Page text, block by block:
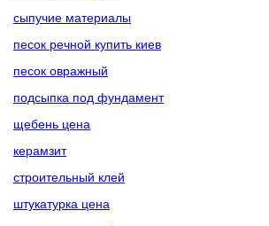
сыпучие материалы
песок речной купить киев
песок овражный
подсыпка под фундамент
щебень цена
керамзит
строительный клей
штукатурка цена